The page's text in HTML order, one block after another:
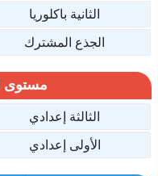
الثانية باكلوريا
الجذع المشترك
مستوى
الثالثة إعدادي
الأولى إعدادي